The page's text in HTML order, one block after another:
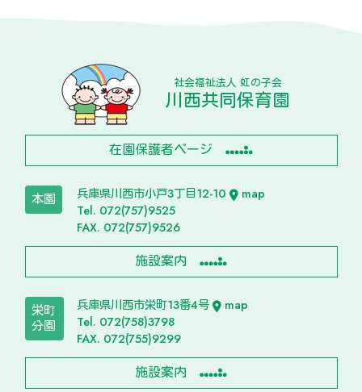
社会福祉法人 虹の子会
川西共同保育園
在園保護者ページ
本園 兵庫県川西市小戸3丁目12-10
map
Tel. 072(757)9525
FAX. 072(757)9526
施設案内
栄町
分園
兵庫県川西市栄町13番4号
map
Tel. 072(758)3798
FAX. 072(755)9299
施設案内